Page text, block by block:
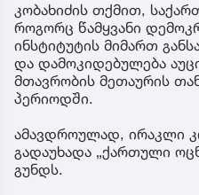
კობახიძის თქმით,
როგორც წამყვანი
ინსტიტუტის მიმართ
და დამოკიდებულება
მთავრობის მეთაურის
პერიოდში.
ამავდროულად, ირაკლი
გადაუხადა „ქართული
გუნდს.